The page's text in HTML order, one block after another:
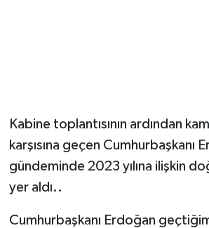
Kabine toplantısının ardından
karşısına geçen Cumhurbaşkanı
gündeminde 2023 yılına ilişkin
yer aldı..
Cumhurbaşkanı Erdoğan